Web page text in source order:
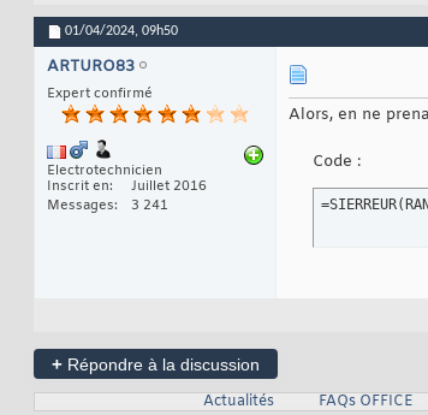
01/04/2024, 09h50
ARTURO83
Expert confirmé
Electrotechnicien
Inscrit en
Juillet 2016
Messages
3 241
Alors, en ne
Code :
=SIERREUR(
+ Répondre à la discussion
Actualités FAQs OFFICE